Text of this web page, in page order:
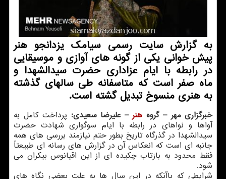
به گزارش سایت رسمی سیامک یزدانجو هنر
پیش خوانی یکی از گونه های آوازی و موسیقایی
در رابطه با ایام عزاداری حضرت سیدالشهدا و
ماه صفر است که متاسفانه طی سالهای گذشته
به هنری منسوخ تبدیل گشته است.
خبرگزاری مهر – گروه هنر – علیرضا سعیدی: پرداخت کامل به
آواها و نواهای در رابطه با ایام سوگواری شهادت حضرت
سیدالشهدا در گذرگاه تاریخ بطور حتم نیازمند بررسی های همه
جانبه ای است که انعکاس آن در گزارش های رسانه ای طبیعتاً
فقط محدود به بازتاب چکیده ای از این اقیانوس بیکران می
شود.
شرایطی که باآنکه در این سال ها به علت بعضی نگاه های